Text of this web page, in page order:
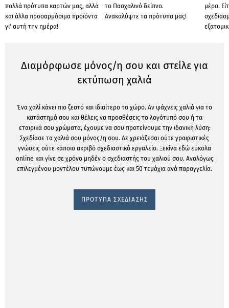
πολλά πρότυπα καρτών μας, αλλά
και άλλα προσαρμόσιμα προϊόντα
γι' αυτή την ημέρα!
το Πασχαλινό δείπνο.
Ανακαλύψτε τα πρότυπα μας!
μέρα.
Διαμόρφωσε μόνος/η σου και στείλε για
εκτύπωση χαλιά
Ένα χαλί κάνει πιο ζεστό και ιδιαίτερο το χώρο. Αν ψάχνεις χαλιά για το
κατάστημά σου και θέλεις να προσθέσεις το λογότυπό σου ή τα
εταιρικά σου χρώματα, έχουμε να σου προτείνουμε την ιδανική λύση:
Σχεδίασε τα χαλιά σου μόνος/η σου. Δε χρειάζεσαι ούτε γραφιστικές
γνώσεις ούτε κάποιο ακριβό σχεδιαστικό εργαλείο. Ξεκίνα εδώ εύκολα
online και γίνε σε χρόνο μηδέν ο σχεδιαστής του χαλιού σου. Αναλόγως
επιλεγμένου μοντέλου τυπώνουμε έως και 50 τεμάχια ανά παραγγελία.
ΠΡΟΤΥΠΑ ΣΧΕΔΙΑΣΗΣ